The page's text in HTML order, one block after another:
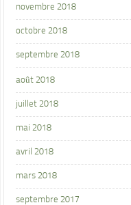
novembre 2018
octobre 2018
septembre 2018
août 2018
juillet 2018
mai 2018
avril 2018
mars 2018
septembre 2017